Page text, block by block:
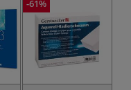
-61%